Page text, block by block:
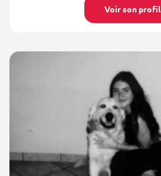
Voir son profil